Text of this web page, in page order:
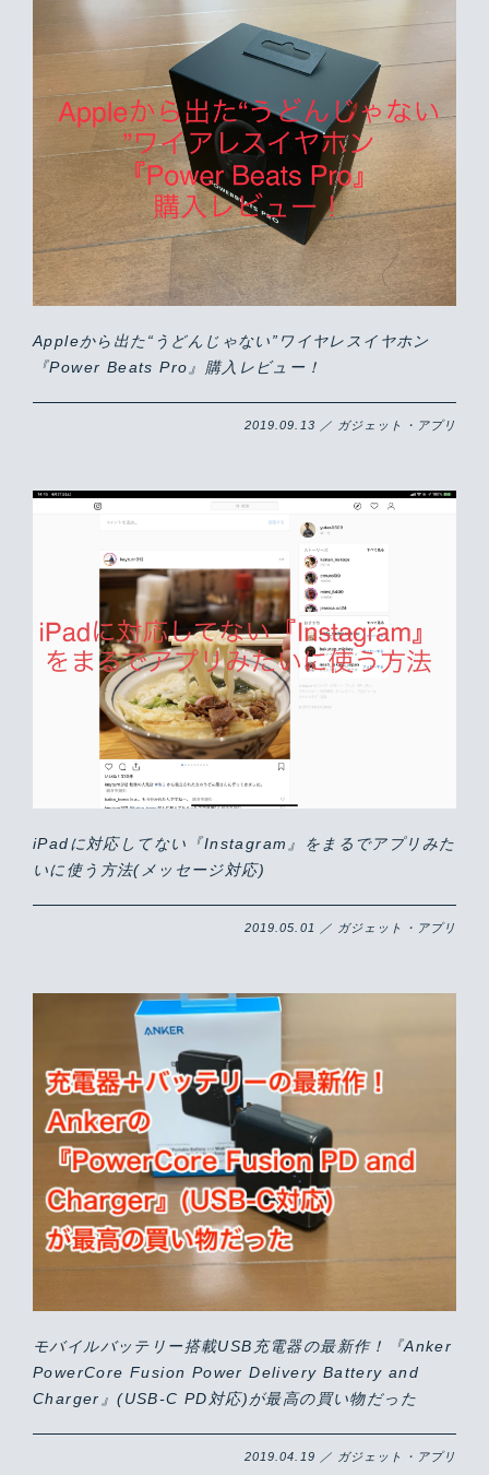
Appleから出た“うどんじゃない”ワイヤレスイヤホン
『Power Beats Pro』購入レビュー！
2019.09.13 ／ ガジェット・アプリ
iPadに対応してない『Instagram』をまるでアプリみた
いに使う方法(メッセージ対応)
2019.05.01 ／ ガジェット・アプリ
モバイルバッテリー搭載USB充電器の最新作！『Anker
PowerCore Fusion Power Delivery Battery and
Charger』(USB-C PD対応)が最高の買い物だった
2019.04.19 ／ ガジェット・アプリ